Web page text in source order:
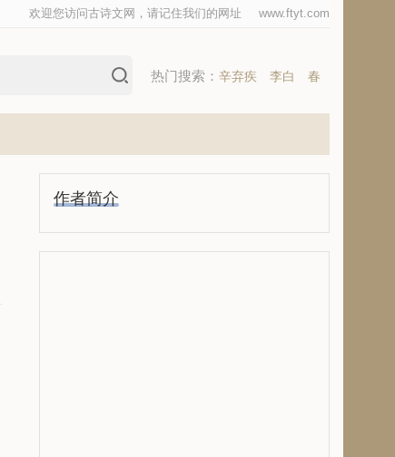
欢迎您访问古诗文网，请记住我们的网址 www.ftyt.com
热门搜索： 辛弃疾 李白 春
作者简介